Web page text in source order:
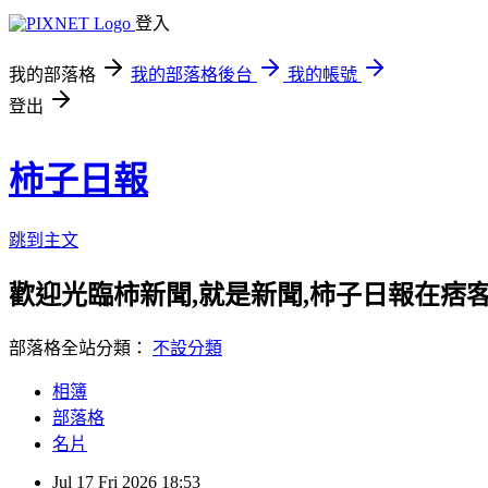
登入
我的部落格 我的部落格後台
我的帳號
登出
柿子日報
跳到主文
歡迎光臨柿新聞,就是新聞,柿子日報在痞
部落格全站分類： 不設分類
相簿
部落格
名片
Jul 17 Fri 2026 18:53